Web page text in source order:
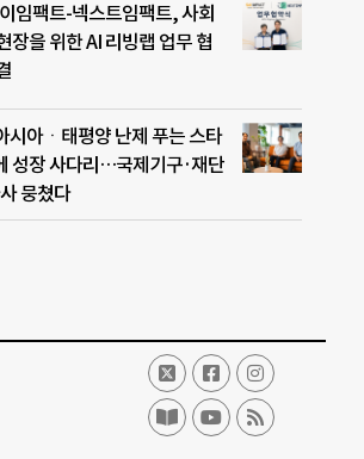
임팩트-넥스트임팩트, 사회
장을 위한 AI 리빙랩 업무 협
시아ㆍ태평양 난제 푸는 스타
성장 사다리…국제기구·재단
뭉쳤다